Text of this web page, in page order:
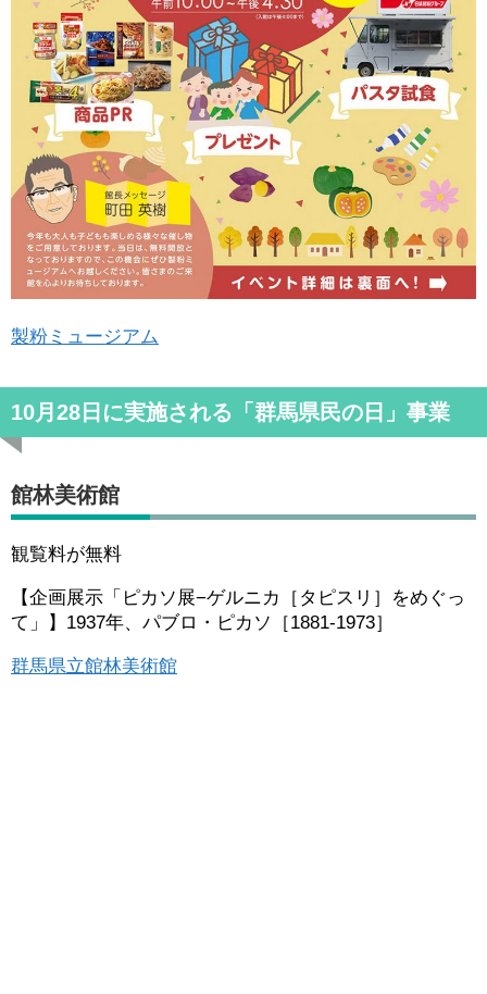
製粉ミュージアム
10月28日に実施される「群馬県民の日」事業
館林美術館
観覧料が無料
【企画展示「ピカソ展−ゲルニカ［タピスリ］をめぐっ
て」】1937年、パブロ・ピカソ［1881-1973］
群馬県立館林美術館